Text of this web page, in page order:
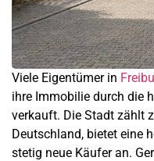
Viele Eigentümer in
ihre Immobilie durch die
verkauft. Die Stadt zählt
Deutschland, bietet eine
stetig neue Käufer an.